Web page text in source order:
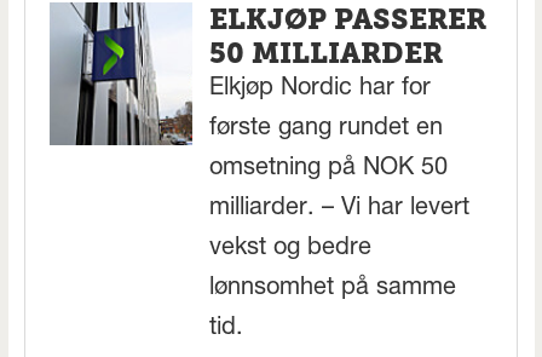
ELKJØP PASSERER
50 MILLIARDER
Elkjøp Nordic har for
første gang rundet en
omsetning på NOK 50
milliarder. – Vi har levert
vekst og bedre
lønnsomhet på samme
tid.